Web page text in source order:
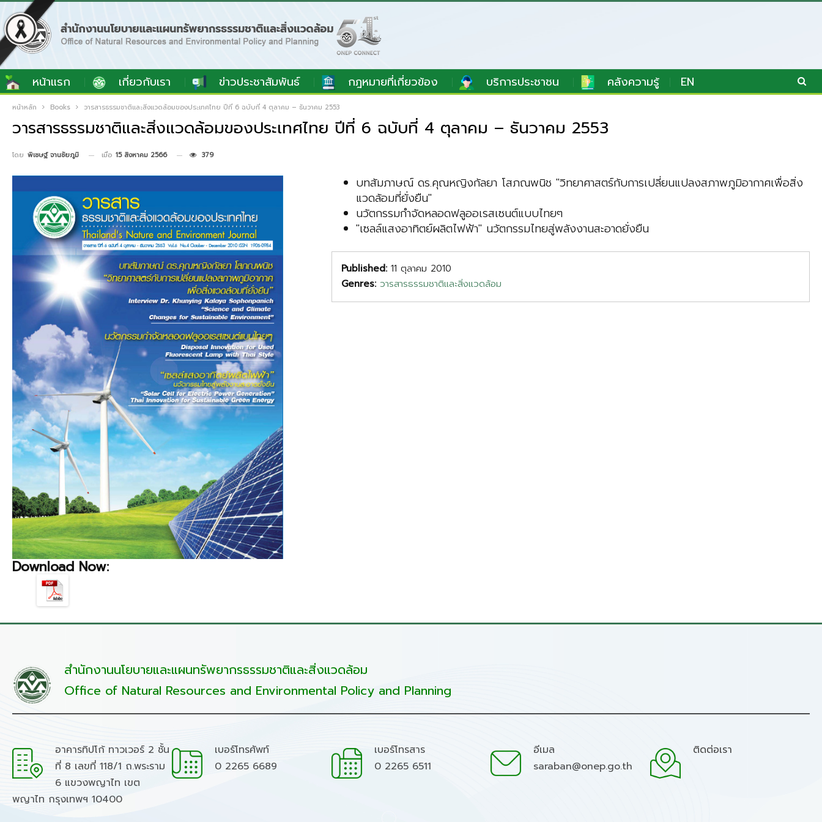
หน้าแรก เกี่ยวกับเรา ข่าวประชาสัมพันธ์ กฎหมายที่เกี่ยวข้อง บริการประชาชน คลังความรู้ EN
หน้าหลัก Books วารสารธรรมชาติและสิ่งแวดล้อมของประเทศไทย ปีที่ 6 ฉบับที่ 4 ตุลาคม – ธันวาคม 2553
วารสารธรรมชาติและสิ่งแวดล้อมของประเทศไทย ปีที่ 6 ฉบับที่ 4 ตุลาคม – ธันวาคม 2553
โดย พิเชษฐ์ จานชัยภูมิ เมื่อ 15 สิงหาคม 2566 379
Download Now:
บทสัมภาษณ์ ดร.คุณหญิงกัลยา โสภณพนิช "วิทยาศาสตร์กับการเปลี่ยนแปลงสภาพภูมิอากาศเพื่อสิ่ง
แวดล้อมที่ยั่งยืน"
นวัตกรรมกำจัดหลอดฟลูออเรสเซนต์แบบไทยๆ
"เซลล์แสงอาทิตย์ผลิตไฟฟ้า" นวัตกรรมไทยสู่พลังงานสะอาดยั่งยืน
Published: 11 ตุลาคม 2010
Genres: วารสารธรรมชาติและสิ่งแวดล้อม
สำนักงานนโยบายและแผนทรัพยากรธรรมชาติและสิ่งแวดล้อม
Office of Natural Resources and Environmental Policy and Planning
อาคารทิปโก้ ทาวเวอร์ 2 ชั้น
ที่ 8 เลขที่ 118/1 ถ.พระราม
6 แขวงพญาไท เขต
พญาไท กรุงเทพฯ 10400
เบอร์โทรศัพท์
0 2265 6689
เบอร์โทรสาร
0 2265 6511
อีเมล
saraban@onep.go.th
ติดต่อเรา